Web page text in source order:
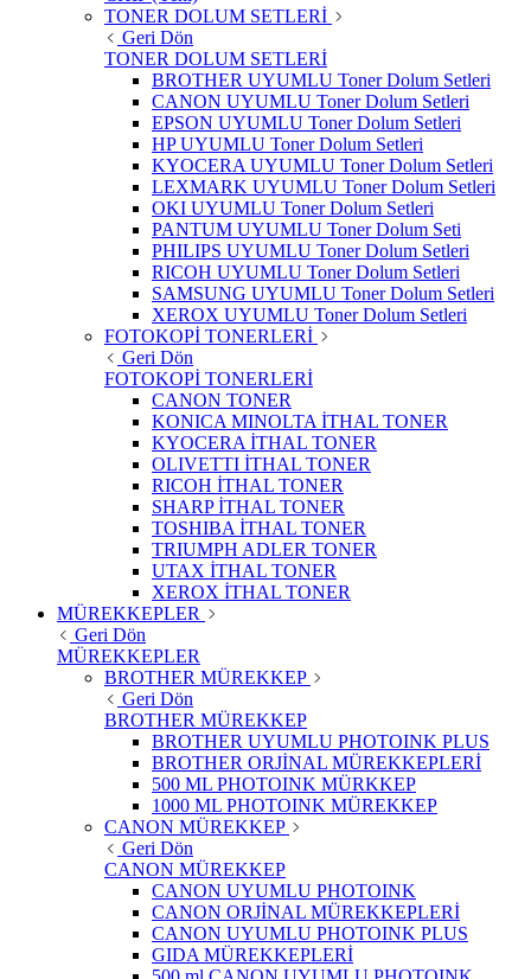
TONER DOLUM SETLERİ
Geri Dön
TONER DOLUM SETLERİ
BROTHER UYUMLU Toner Dolum Setleri
CANON UYUMLU Toner Dolum Setleri
EPSON UYUMLU Toner Dolum Setleri
HP UYUMLU Toner Dolum Setleri
KYOCERA UYUMLU Toner Dolum Setleri
LEXMARK UYUMLU Toner Dolum Setleri
OKI UYUMLU Toner Dolum Setleri
PANTUM UYUMLU Toner Dolum Seti
PHILIPS UYUMLU Toner Dolum Setleri
RICOH UYUMLU Toner Dolum Setleri
SAMSUNG UYUMLU Toner Dolum Setleri
XEROX UYUMLU Toner Dolum Setleri
FOTOKOPİ TONERLERİ
Geri Dön
FOTOKOPİ TONERLERİ
CANON TONER
KONICA MINOLTA İTHAL TONER
KYOCERA İTHAL TONER
OLIVETTI İTHAL TONER
RICOH İTHAL TONER
SHARP İTHAL TONER
TOSHIBA İTHAL TONER
TRIUMPH ADLER TONER
UTAX İTHAL TONER
XEROX İTHAL TONER
MÜREKKEPLER
Geri Dön
MÜREKKEPLER
BROTHER MÜREKKEP
Geri Dön
BROTHER MÜREKKEP
BROTHER UYUMLU PHOTOINK PLUS
BROTHER ORJİNAL MÜREKKEPLERİ
500 ML PHOTOINK MÜRKKEP
1000 ML PHOTOINK MÜREKKEP
CANON MÜREKKEP
Geri Dön
CANON MÜREKKEP
CANON UYUMLU PHOTOINK
CANON ORJİNAL MÜREKKEPLERİ
CANON UYUMLU PHOTOINK PLUS
GIDA MÜREKKEPLERİ